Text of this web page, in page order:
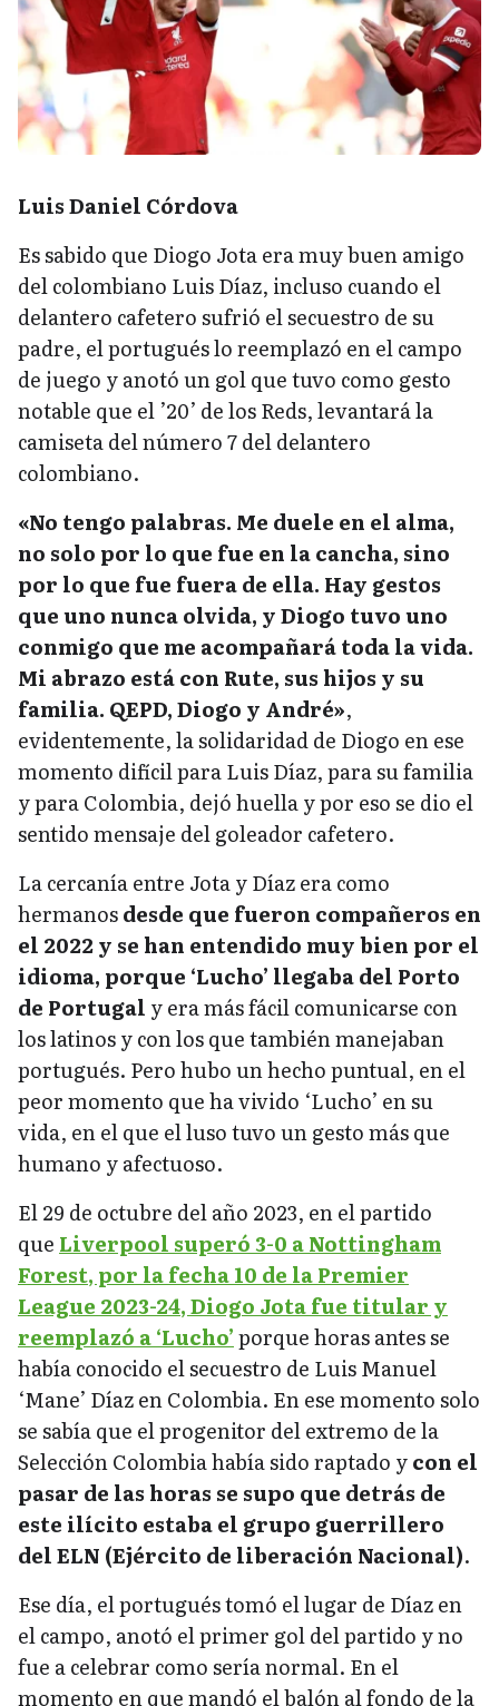
Luis Daniel Córdova
Es sabido que Diogo Jota era muy buen amigo
del colombiano Luis Díaz, incluso cuando el
delantero cafetero sufrió el secuestro de su
padre, el portugués lo reemplazó en el campo
de juego y anotó un gol que tuvo como gesto
notable que el ’20’ de los Reds, levantará la
camiseta del número 7 del delantero
colombiano.
«No tengo palabras. Me duele en el alma,
no solo por lo que fue en la cancha, sino
por lo que fue fuera de ella. Hay gestos
que uno nunca olvida, y Diogo tuvo uno
conmigo que me acompañará toda la vida.
Mi abrazo está con Rute, sus hijos y su
familia. QEPD, Diogo y André»,
evidentemente, la solidaridad de Diogo en ese
momento difícil para Luis Díaz, para su familia
y para Colombia, dejó huella y por eso se dio el
sentido mensaje del goleador cafetero.
La cercanía entre Jota y Díaz era como
hermanosdesde que fueron compañeros en
el 2022 y se han entendido muy bien por el
idioma, porque ‘Lucho’ llegaba del Porto
de Portugal y era más fácil comunicarse con
los latinos y con los que también manejaban
portugués. Pero hubo un hecho puntual, en el
peor momento que ha vivido ‘Lucho’ en su
vida, en el que el luso tuvo un gesto más que
humano y afectuoso.
El 29 de octubre del año 2023, en el partido
que Liverpool superó 3-0 a Nottingham
Forest, por la fecha 10 de la Premier
League 2023-24, Diogo Jota fue titular y
reemplazó a ‘Lucho’porque horas antes se
había conocido el secuestro de Luis Manuel
‘Mane’ Díaz en Colombia. En ese momento solo
se sabía que el progenitor del extremo de la
Selección Colombia había sido raptado ycon el
pasar de las horas se supo que detrás de
este ilícito estaba el grupo guerrillero
del ELN (Ejército de liberación Nacional).
Ese día, el portugués tomó el lugar de Díaz en
el campo, anotó el primer gol del partido y no
fue a celebrar como sería normal. En el
momento en que mandó el balón al fondo de la